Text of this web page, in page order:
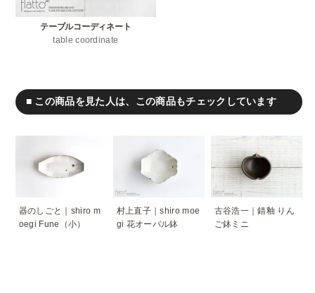
テーブルコーディネート
table coordinate
■ この商品を見た人は、この商品もチェックしています
器のしごと｜shiro m
oegi Fune（小）
村上直子｜shiro moe
gi 花オーバル鉢
古谷浩一｜錆釉 りん
ご鉢ミニ